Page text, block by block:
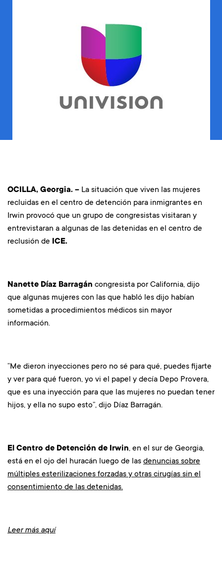
OCILLA, Georgia. – La situación que viven las mujeres
recluidas en el centro de detención para inmigrantes en
Irwin provocó que un grupo de congresistas visitaran y
entrevistaran a algunas de las detenidas en el centro de
reclusión de ICE.
Nanette Díaz Barragán congresista por California, dijo
que algunas mujeres con las que habló les dijo habían
sometidas a procedimientos médicos sin mayor
información.
“Me dieron inyecciones pero no sé para qué, puedes fijarte
y ver para qué fueron, yo vi el papel y decía Depo Provera,
que es una inyección para que las mujeres no puedan tener
hijos, y ella no supo esto”, dijo Díaz Barragán.
El Centro de Detención de Irwin, en el sur de Georgia,
está en el ojo del huracán luego de las denuncias sobre
múltiples esterilizaciones forzadas y otras cirugías sin el
consentimiento de las detenidas.
Leer más aquí